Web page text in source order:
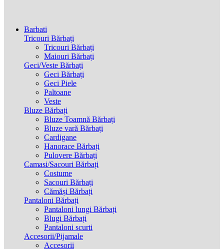
Barbati
Tricouri Bărbați
Tricouri Bărbați
Maiouri Bărbați
Geci/Veste Bărbați
Geci Bărbați
Geci Piele
Paltoane
Veste
Bluze Bărbați
Bluze Toamnă Bărbați
Bluze vară Bărbați
Cardigane
Hanorace Bărbați
Pulovere Bărbați
Camasi/Sacouri Bărbați
Costume
Sacouri Bărbați
Cămăși Bărbați
Pantaloni Bărbați
Pantaloni lungi Bărbați
Blugi Bărbați
Pantaloni scurti
Accesorii/Pijamale
Accesorii